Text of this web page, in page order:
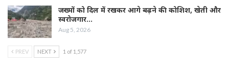
जख्मों को दिल में रखकर आगे बढ़ने की कोशिश, खेती और
स्वरोजगार…
Aug 5, 2026
PREV NEXT 1 of 1,577